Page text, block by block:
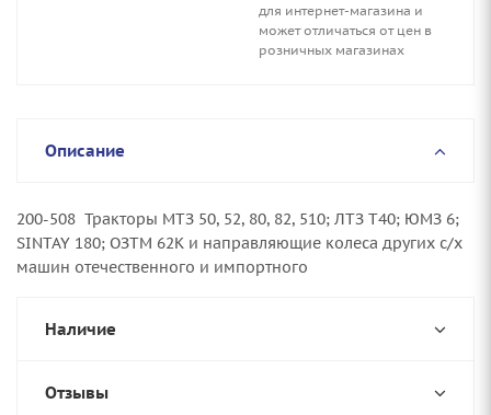
для интернет-магазина и
может отличаться от цен в
розничных магазинах
Описание
200-508 Тракторы МТЗ 50, 52, 80, 82, 510; ЛТЗ Т40; ЮМЗ 6;
SINTAY 180; ОЗТМ 62К и направляющие колеса других с/х
машин отечественного и импортного
Наличие
Отзывы